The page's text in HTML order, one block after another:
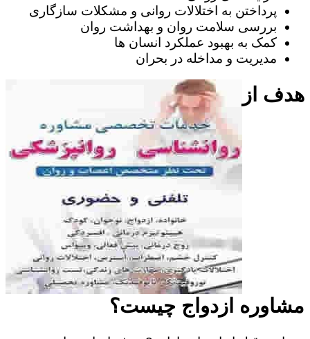
پرداختن به اختلالات روانی و مشکلات سازگاری
بررسی سلامت روان و بهداشت روان
کمک به بهبود عملکرد انسان ها
مدیریت و مداخله در بحران
هدف از
مشاوره ازدواج چیست؟